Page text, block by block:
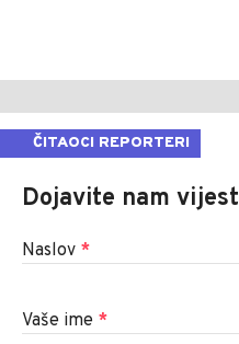
ČITAOCI REPORTERI
Dojavite nam vijest
Naslov *
Vaše ime *